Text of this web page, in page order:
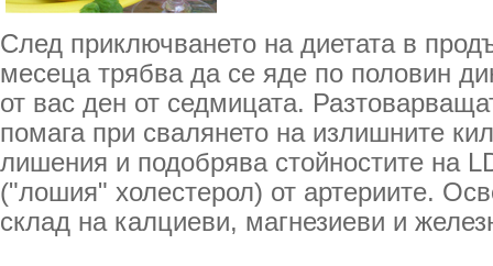
След приключването на диетата в
месеца трябва да се яде по половин
от вас ден от седмицата.
помага при свалянето на излишните
лишения и подобрява стойностите на
("лошия" холестерол) от артериите.
склад на калциеви, магнезиеви и